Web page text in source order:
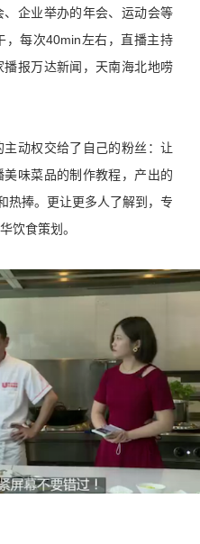
企业举办的年会、运动会等
，每次40min左右，直播主持
报万达新闻，天南海北地唠
动权交给了自己的粉丝：让
味菜品的制作教程，产出的
热捧。更让更多人了解到，专
饮食策划。